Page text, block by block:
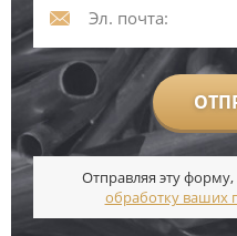
Отправляя эту форму,
обработку ваших